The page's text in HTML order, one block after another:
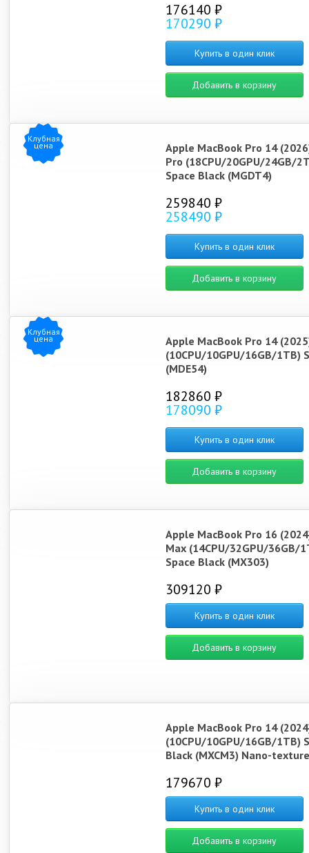
176140 ₽
170290 ₽
Купить в один клик
Добавить в корзину
Клубная
цена
Apple MacBook Pro 14
Pro (18CPU/20GPU/24GB/
Space Black (MGDT4)
259840 ₽
258490 ₽
Купить в один клик
Добавить в корзину
Клубная
цена
Apple MacBook Pro 14
(10CPU/10GPU/16GB/1TB)
(MDE54)
182860 ₽
178090 ₽
Купить в один клик
Добавить в корзину
Apple MacBook Pro 16
Max (14CPU/32GPU/36GB/
Space Black (MX303)
309120 ₽
Купить в один клик
Добавить в корзину
Apple MacBook Pro 14
(10CPU/10GPU/16GB/1TB)
Black (MXCM3) Nano-
179670 ₽
Купить в один клик
Добавить в корзину